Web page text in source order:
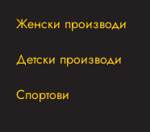
Женски производи
Детски производи
Спортови